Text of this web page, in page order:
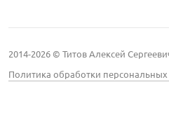
2014-2026 © Титов Алексей
Политика обработки